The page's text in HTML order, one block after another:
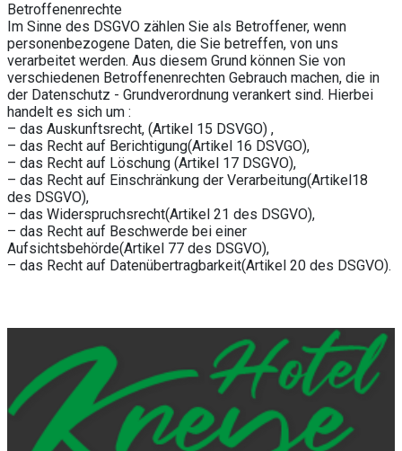
Betroffenenrechte
Im Sinne des DSGVO zählen Sie als Betroffener, wenn
personenbezogene Daten, die Sie betreffen, von uns
verarbeitet werden. Aus diesem Grund können Sie von
verschiedenen Betroffenenrechten Gebrauch machen, die in
der Datenschutz - Grundverordnung verankert sind. Hierbei
handelt es sich um :
– das Auskunftsrecht, (Artikel 15 DSVGO) ,
– das Recht auf Berichtigung(Artikel 16 DSVGO),
– das Recht auf Löschung (Artikel 17 DSGVO),
– das Recht auf Einschränkung der Verarbeitung(Artikel18
des DSGVO),
– das Widerspruchsrecht(Artikel 21 des DSGVO),
– das Recht auf Beschwerde bei einer
Aufsichtsbehörde(Artikel 77 des DSGVO),
– das Recht auf Datenübertragbarkeit(Artikel 20 des DSGVO).